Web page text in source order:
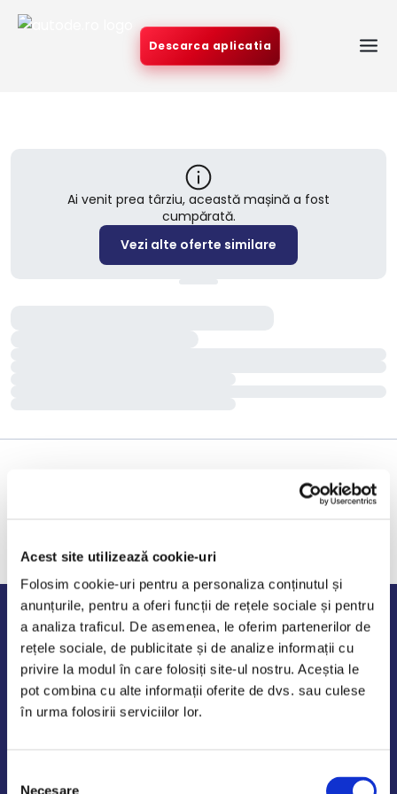
Acest site utilizează cookie-uri
Folosim cookie-uri pentru a personaliza conținutul și
anunțurile, pentru a oferi funcții de rețele sociale și pentru
a analiza traficul. De asemenea, le oferim partenerilor de
rețele sociale, de publicitate și de analize informații cu
privire la modul în care folosiți site-ul nostru. Aceștia le
pot combina cu alte informații oferite de dvs. sau culese
în urma folosirii serviciilor lor.
Necesare
Descarca aplicatia
Ai venit prea târziu, această mașină a fost
cumpărată.
Vezi alte oferte similare
Program de lucru
Luni - Vineri: 09:00-18:00
Sambata - Duminica: 10:00-14:00